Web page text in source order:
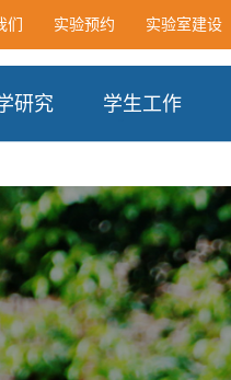
们 实验预约 实验室建设
研究 学生工作